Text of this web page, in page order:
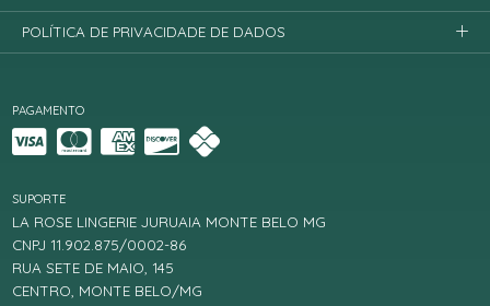
PAGAMENTO
SUPORTE
LA ROSE LINGERIE JURUAIA MONTE BELO MG
CNPJ 11.902.875/0002-86
RUA SETE DE MAIO, 145
CENTRO, MONTE BELO/MG
POLÍTICA DE PRIVACIDADE DE DADOS